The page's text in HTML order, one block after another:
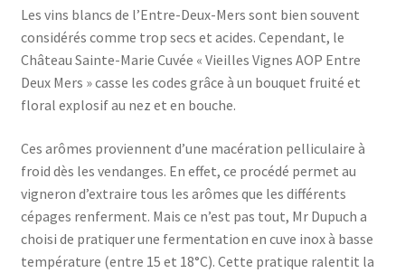
Les vins blancs de l’Entre-Deux-Mers sont bien souvent
considérés comme trop secs et acides. Cependant, le
Château Sainte-Marie Cuvée « Vieilles Vignes AOP Entre
Deux Mers » casse les codes grâce à un bouquet fruité et
floral explosif au nez et en bouche.
Ces arômes proviennent d’une macération pelliculaire à
froid dès les vendanges. En effet, ce procédé permet au
vigneron d’extraire tous les arômes que les différents
cépages renferment. Mais ce n’est pas tout, Mr Dupuch a
choisi de pratiquer une fermentation en cuve inox à basse
température (entre 15 et 18°C). Cette pratique ralentit la